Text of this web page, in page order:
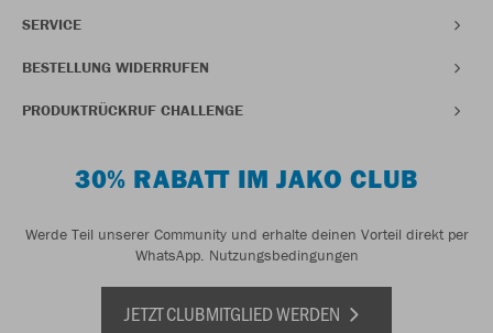
SERVICE
BESTELLUNG WIDERRUFEN
PRODUKTRÜCKRUF CHALLENGE
30% RABATT IM JAKO CLUB
Werde Teil unserer Community und erhalte deinen Vorteil direkt per
WhatsApp. Nutzungsbedingungen
JETZT CLUBMITGLIED WERDEN